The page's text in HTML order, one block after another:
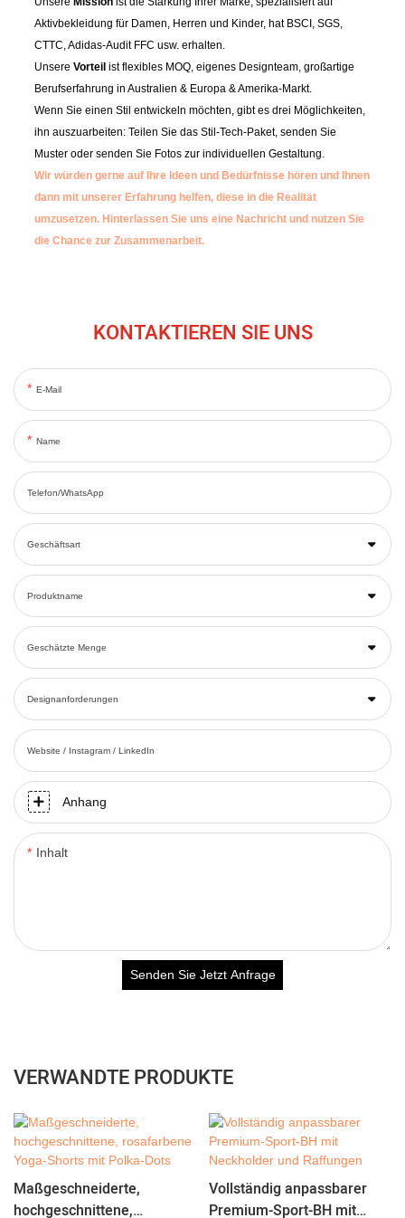
Aktivbekleidung für Damen, Herren und Kinder, hat BSCI, SGS,
CTTC, Adidas-Audit FFC usw. erhalten.
UnsereVorteilist flexibles MOQ, eigenes Designteam, großartige
Berufserfahrung in Australien & Europa & Amerika-Markt.
Wenn Sie einen Stil entwickeln möchten, gibt es drei Möglichkeiten,
ihn auszuarbeiten: Teilen Sie das Stil-Tech-Paket, senden Sie
Muster oder senden Sie Fotos zur individuellen Gestaltung.
Wir würden gerne auf Ihre Ideen und Bedürfnisse hören und Ihnen
dann mit unserer Erfahrung helfen, diese in die Realität
umzusetzen. Hinterlassen Sie uns eine Nachricht und nutzen Sie
die Chance zur Zusammenarbeit.
KONTAKTIEREN SIE UNS
E-Mail
Name
Telefon/WhatsApp
Geschäftsart
Produktname
Geschätzte Menge
Designanforderungen
Website / Instagram / LinkedIn
Anhang
Inhalt
Senden Sie Jetzt Anfrage
VERWANDTE PRODUKTE
Maßgeschneiderte,
hochgeschnittene,
Vollständig anpassbarer
Premium-Sport-BH mit